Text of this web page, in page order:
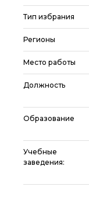
Тип избрания
Регионы
Место работы
Должность
Образование
Учебные
заведения: